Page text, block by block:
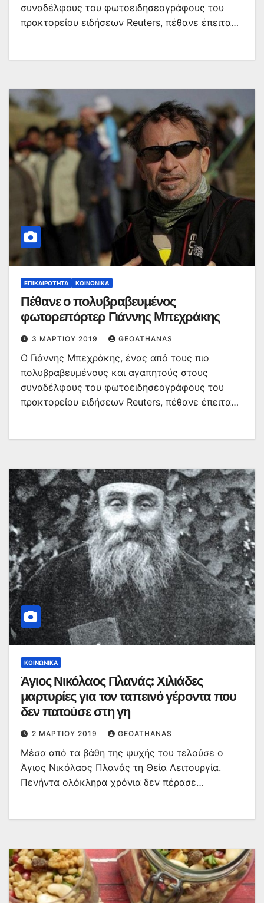
συναδέλφους του φωτοειδησεογράφους του
πρακτορείου ειδήσεων Reuters, πέθανε έπειτα…
ΕΠΙΚΑΙΡΌΤΗΤΑ ΚΟΙΝΩΝΙΚΆ
Πέθανε ο πολυβραβευμένος
φωτορεπόρτερ Γιάννης Μπεχράκης
3 ΜΑΡΤΊΟΥ 2019 GEOATHANAS
Ο Γιάννης Μπεχράκης, ένας από τους πιο
πολυβραβευμένους και αγαπητούς στους
συναδέλφους του φωτοειδησεογράφους του
πρακτορείου ειδήσεων Reuters, πέθανε έπειτα…
ΚΟΙΝΩΝΙΚΆ
Άγιος Νικόλαος Πλανάς: Χιλιάδες
μαρτυρίες για τον ταπεινό γέροντα που
δεν πατούσε στη γη
2 ΜΑΡΤΊΟΥ 2019 GEOATHANAS
Μέσα από τα βάθη της ψυχής του τελούσε ο
Άγιος Νικόλαος Πλανάς τη Θεία Λειτουργία.
Πενήντα ολόκληρα χρόνια δεν πέρασε…